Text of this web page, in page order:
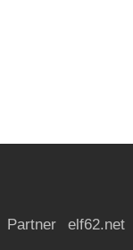
Partner elf62.net